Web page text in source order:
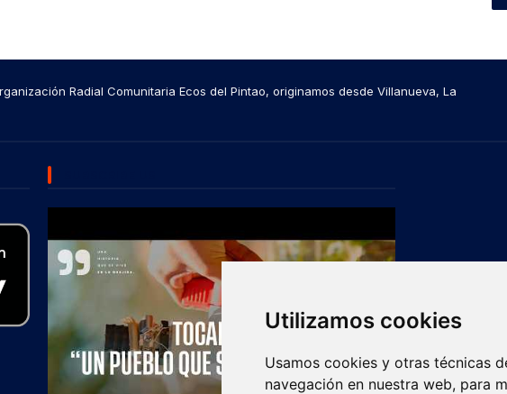
Utilizamos cookies
Usamos cookies y otras técnicas
navegación en nuestra web, para
Radial Comunitaria Ecos del Pintao, originamos desde Villanueva, La